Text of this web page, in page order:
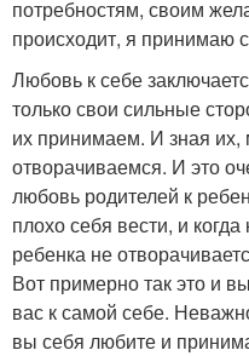
потребностям, своим
происходит, я принимаю
Любовь к себе
только свои сильные
их принимаем. И зная их,
отворачиваемся. И это
любовь родителей к
плохо себя вести, и
ребенка не
Вот примерно так это и
вас к самой себе.
вы себя любите и